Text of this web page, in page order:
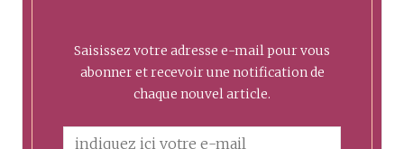
Saisissez votre adresse e-mail pour vous
abonner et recevoir une notification de
chaque nouvel article.